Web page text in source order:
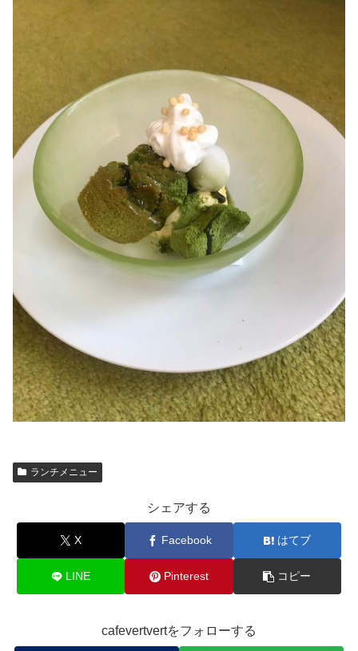
ランチメニュー
シェアする
X Facebook はてブ
LINE Pinterest コピー
cafevertvertをフォローする